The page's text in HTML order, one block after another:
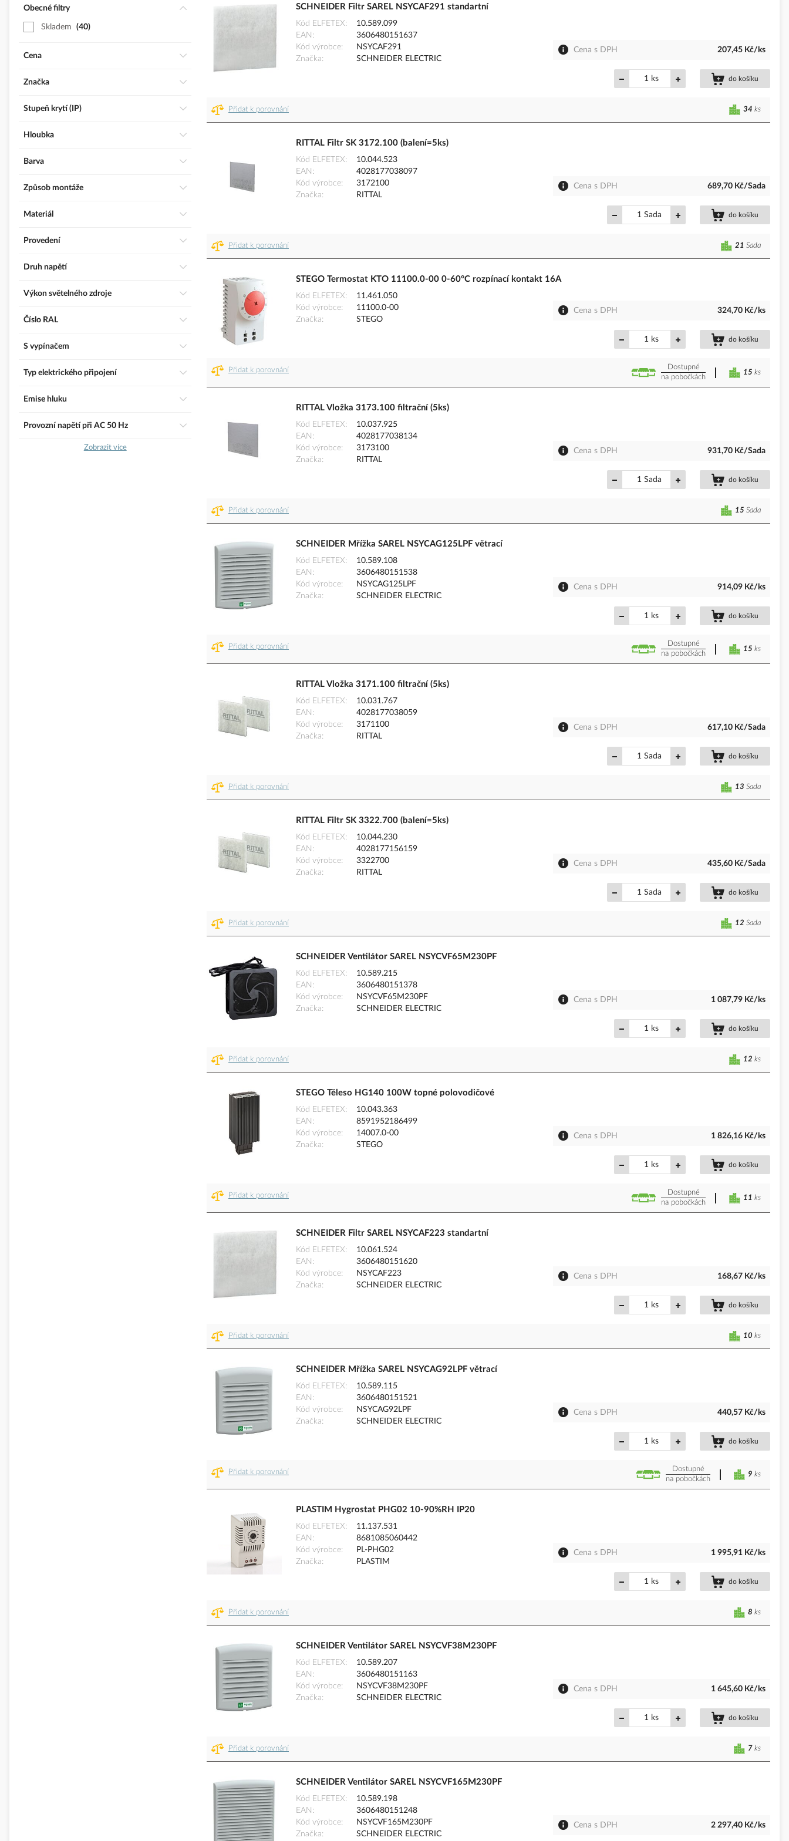
SCHNEIDER Filtr SAREL NSYCAF291 standartní
Kód ELFETEX
10.589.099
EAN
3606480151637
Kód výrobce
NSYCAF291
Značka
SCHNEIDER ELECTRIC
Cena s DPH 207,45 Kč/ks
ks do košíku
Přidat k porovnání 34 ks
RITTAL Filtr SK 3172.100 (balení=5ks)
Kód ELFETEX
10.044.523
EAN
4028177038097
Kód výrobce
3172100
Značka
RITTAL
Cena s DPH 689,70 Kč/Sada
Sada do košíku
Přidat k porovnání 21 Sada
STEGO Termostat KTO 11100.0-00 0-60°C rozpínací kontakt 16A
Kód ELFETEX
11.461.050
Kód výrobce
11100.0-00
Značka
STEGO
Cena s DPH 324,70 Kč/ks
ks do košíku
Přidat k porovnání
Dostupné
na pobočkách
15 ks
RITTAL Vložka 3173.100 filtrační (5ks)
Kód ELFETEX
10.037.925
EAN
4028177038134
Kód výrobce
3173100
Značka
RITTAL
Cena s DPH 931,70 Kč/Sada
Sada do košíku
Přidat k porovnání 15 Sada
SCHNEIDER Mřížka SAREL NSYCAG125LPF větrací
Kód ELFETEX
10.589.108
EAN
3606480151538
Kód výrobce
NSYCAG125LPF
Značka
SCHNEIDER ELECTRIC
Cena s DPH 914,09 Kč/ks
ks do košíku
Přidat k porovnání
Dostupné
na pobočkách
15 ks
RITTAL Vložka 3171.100 filtrační (5ks)
Kód ELFETEX
10.031.767
EAN
4028177038059
Kód výrobce
3171100
Značka
RITTAL
Cena s DPH 617,10 Kč/Sada
Sada do košíku
Přidat k porovnání 13 Sada
RITTAL Filtr SK 3322.700 (balení=5ks)
Kód ELFETEX
10.044.230
EAN
4028177156159
Kód výrobce
3322700
Značka
RITTAL
Cena s DPH 435,60 Kč/Sada
Sada do košíku
Přidat k porovnání 12 Sada
SCHNEIDER Ventilátor SAREL NSYCVF65M230PF
Kód ELFETEX
10.589.215
EAN
3606480151378
Kód výrobce
NSYCVF65M230PF
Značka
SCHNEIDER ELECTRIC
Cena s DPH 1 087,79 Kč/ks
ks do košíku
Přidat k porovnání 12 ks
STEGO Těleso HG140 100W topné polovodičové
Kód ELFETEX
10.043.363
EAN
8591952186499
Kód výrobce
14007.0-00
Značka
STEGO
Cena s DPH 1 826,16 Kč/ks
ks do košíku
Přidat k porovnání
Dostupné
na pobočkách
11 ks
SCHNEIDER Filtr SAREL NSYCAF223 standartní
Kód ELFETEX
10.061.524
EAN
3606480151620
Kód výrobce
NSYCAF223
Značka
SCHNEIDER ELECTRIC
Cena s DPH 168,67 Kč/ks
ks do košíku
Přidat k porovnání 10 ks
SCHNEIDER Mřížka SAREL NSYCAG92LPF větrací
Kód ELFETEX
10.589.115
EAN
3606480151521
Kód výrobce
NSYCAG92LPF
Značka
SCHNEIDER ELECTRIC
Cena s DPH 440,57 Kč/ks
ks do košíku
Přidat k porovnání
Dostupné
na pobočkách
9 ks
PLASTIM Hygrostat PHG02 10-90%RH IP20
Kód ELFETEX
11.137.531
EAN
8681085060442
Kód výrobce
PL-PHG02
Značka
PLASTIM
Cena s DPH 1 995,91 Kč/ks
ks do košíku
Přidat k porovnání 8 ks
SCHNEIDER Ventilátor SAREL NSYCVF38M230PF
Kód ELFETEX
10.589.207
EAN
3606480151163
Kód výrobce
NSYCVF38M230PF
Značka
SCHNEIDER ELECTRIC
Cena s DPH 1 645,60 Kč/ks
ks do košíku
Přidat k porovnání 7 ks
SCHNEIDER Ventilátor SAREL NSYCVF165M230PF
Kód ELFETEX
10.589.198
EAN
3606480151248
Kód výrobce
NSYCVF165M230PF
Značka
SCHNEIDER ELECTRIC
Cena s DPH 2 297,40 Kč/ks
Obecné filtry
Skladem 40
Cena
Značka
Stupeň krytí (IP)
Hloubka
Barva
Způsob montáže
Materiál
Provedení
Druh napětí
Výkon světelného zdroje
číslo RAL
S vypínačem
Typ elektrického připojení
Emise hluku
Provozní napětí při AC 50 Hz
Zobrazit více